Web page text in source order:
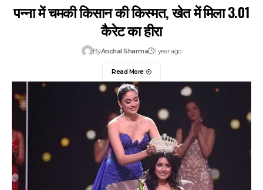
पन्ना में चमकी किसान की किस्मत, खेत में मिला 3.01
कैरेट का हीरा
ByAnchal Sharma 1 year ago
Read More